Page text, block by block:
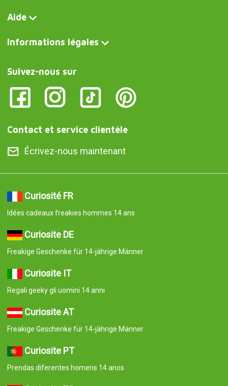
Aide
Informations légales
Suivez-nous sur
Contact et service clientèle
Écrivez-nous maintenant
Curiosité FR
Idées cadeaux freakies hommes 14 ans
Curiosite DE
Freakige Geschenke für 14-jährige Männer
Curiosite IT
Regali geeky gli uomini 14 anni
Curiosite AT
Freakige Geschenke für 14-jährige Männer
Curiosite PT
Prendas diferentes homens 14 anos